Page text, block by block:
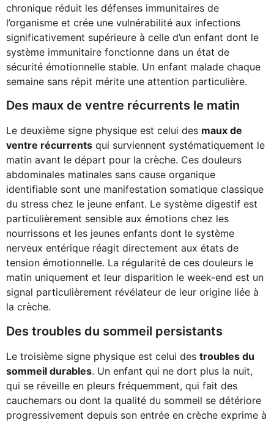
chronique réduit les défenses immunitaires de
l’organisme et crée une vulnérabilité aux infections
significativement supérieure à celle d’un enfant dont le
système immunitaire fonctionne dans un état de
sécurité émotionnelle stable. Un enfant malade chaque
semaine sans répit mérite une attention particulière.
Des maux de ventre récurrents le matin
Le deuxième signe physique est celui des maux de
ventre récurrents qui surviennent systématiquement le
matin avant le départ pour la crèche. Ces douleurs
abdominales matinales sans cause organique
identifiable sont une manifestation somatique classique
du stress chez le jeune enfant. Le système digestif est
particulièrement sensible aux émotions chez les
nourrissons et les jeunes enfants dont le système
nerveux entérique réagit directement aux états de
tension émotionnelle. La régularité de ces douleurs le
matin uniquement et leur disparition le week-end est un
signal particulièrement révélateur de leur origine liée à
la crèche.
Des troubles du sommeil persistants
Le troisième signe physique est celui des troubles du
sommeil durables. Un enfant qui ne dort plus la nuit,
qui se réveille en pleurs fréquemment, qui fait des
cauchemars ou dont la qualité du sommeil se détériore
progressivement depuis son entrée en crèche exprime à